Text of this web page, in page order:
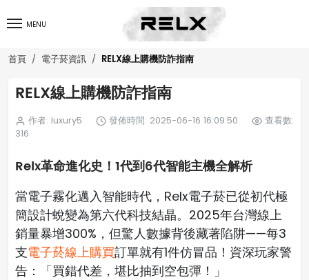
MENU
首頁 電子菸資訊 RELX線上購機防詐指南
RELX線上購機防詐指南
作者: luxury5 發佈時間: 2025-06-16 16:09:50
查看數:
316
Relx革命進化史！1代到6代智能主機全解析
當電子霧化邁入智能時代，Relx電子菸已從初代極
簡設計蛻變為第六代科技結晶。2025年台灣線上
銷量暴增300%，但驚人數據背後藏著陷阱——每3
支電子菸線上購買訂單就有1件仿冒品！資深玩家警
告：「買錯代差，堪比抽到空包彈！」